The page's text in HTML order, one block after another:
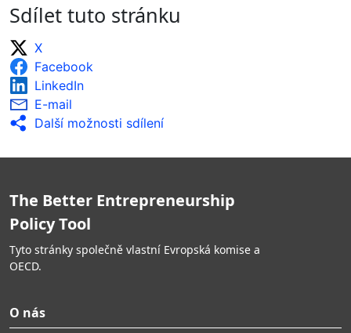
Sdílet tuto stránku
X
Facebook
LinkedIn
E-mail
Další možnosti sdílení
The Better Entrepreneurship
Policy Tool
Tyto stránky společně vlastní Evropská komise a
OECD.
O nás